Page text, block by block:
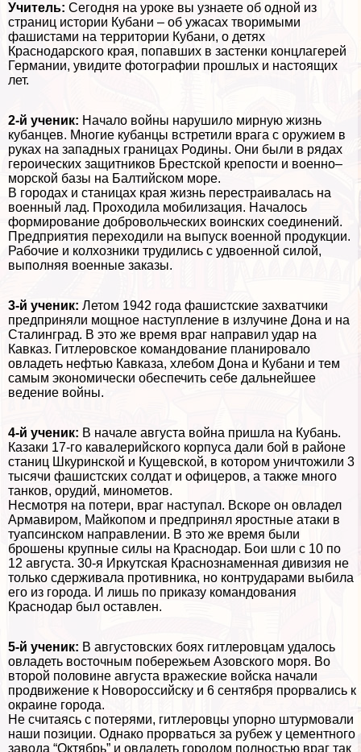
Учитель: Сегодня на уроке вы узнаете об одной из
страниц истории Кубани – об ужасах творимыми
фашистами на территории Кубани, о детях
Краснодарского края, попавших в застенки концлагерей
Германии, увидите фотографии прошлых и настоящих
лет.
2-й ученик: Начало войны нарушило мирную жизнь
кубанцев. Многие кубанцы встретили врага с оружием в
руках на западных границах Родины. Они были в рядах
героических защитников Брестской крепости и военно–
морской базы на Балтийском море.
В городах и станицах края жизнь перестраивалась на
военный лад. Проходила мобилизация. Началось
формирование добровольческих воинских соединений.
Предприятия переходили на выпуск военной продукции.
Рабочие и колхозники трудились с удвоенной силой,
выполняя военные заказы.
3-й ученик: Летом 1942 года фашистские захватчики
предприняли мощное наступление в излучине Дона и на
Сталинград. В это же время враг направил удар на
Кавказ. Гитлеровское комaндование планировало
овладеть нефтью Кавказа, хлебом Дона и Кубани и тем
самым экономически обеспечить себе дальнейшее
ведение войны.
4-й ученик: В начале августа война пришла на Кубань.
Казаки 17-го кавалерийского корпуса дали бой в районе
станиц Шкуринской и Кущевской, в котором уничтожили 3
тысячи фашистских солдат и офицеров, а также много
танков, орудий, минометов.
Несмотря на потери, враг наступал. Вскоре он овладел
Армавиром, Майкопом и предпринял яростные атаки в
туапсинском направлении. В это же время были
брошены крупные силы на Краснодар. Бои шли с 10 по
12 августа. 30-я Иркутская Краснознаменная дивизия не
только сдерживала противника, но контрударами выбила
его из города. И лишь по приказу комaндования
Краснодар был оставлен.
5-й ученик: В августовских боях гитлеровцам удалось
овладеть восточным побережьем Азовского моря. Во
второй половине августа вражеские войска начали
продвижение к Новороссийску и 6 сентября прорвались к
окраине города.
Не считаясь с потерями, гитлеровцы упopно штурмовали
наши позиции. Однако прорваться за рубеж у цементного
завода “Октябрь” и овладеть городом полностью враг так